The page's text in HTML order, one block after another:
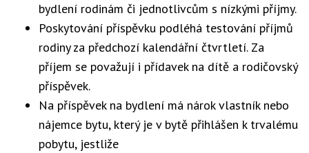
bydlení rodinám či jednotlivcům s nízkými příjmy.
Poskytování příspěvku podléhá testování příjmů
rodiny za předchozí kalendářní čtvrtletí. Za
příjem se považují i přídavek na dítě a rodičovský
příspěvek.
Na příspěvek na bydlení má nárok vlastník nebo
nájemce bytu, který je v bytě přihlášen k trvalému
pobytu, jestliže